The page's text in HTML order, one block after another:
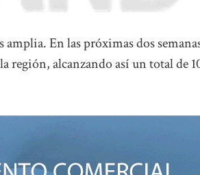
En las próximas dos
región, alcanzando así un total de